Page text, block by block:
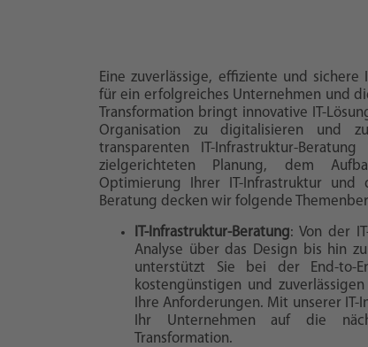
Eine zuverlässige, effiziente und
für ein erfolgreiches Unternehmen und
Transformation bringt innovative IT-
Organisation zu digitalisieren und
transparenten IT-Infrastruktur-
zielgerichteten Planung, dem
Optimierung Ihrer IT-Infrastruktur und
Beratung decken wir folgende
IT-Infrastruktur-Beratung: Von der
Analyse über das Design bis hin
unterstützt Sie bei der End-to-
kostengünstigen und
Ihre Anforderungen. Mit unserer
Ihr Unternehmen auf die
Transformation.